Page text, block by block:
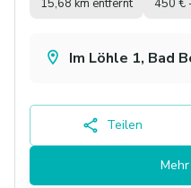
15,68 km entfernt 450 €
Im Löhle 1, Bad
Teilen